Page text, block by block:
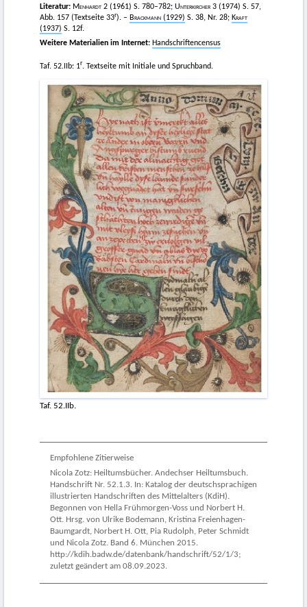
Literatur: Menhardt 2 (1961) S. 780–782; Unterkircher 3 (1974) S. 57,
Abb. 157 (Textseite 33r). – Brackmann (1929) S. 38, Nr. 28; Kraft
(1937) S. 12f.
Weitere Materialien im Internet: Handschriftencensus
Taf. 52.IIb: 1r. Textseite mit Initiale und Spruchband.
Taf. 52.IIb.
Empfohlene Zitierweise
Nicola Zotz: Heiltumsbücher. Andechser Heiltumsbuch.
Handschrift Nr. 52.1.3. In: Katalog der deutschsprachigen
illustrierten Handschriften des Mittelalters (KdiH).
Begonnen von Hella Frühmorgen-Voss und Norbert H.
Ott. Hrsg. von Ulrike Bodemann, Kristina Freienhagen-
Baumgardt, Norbert H. Ott, Pia Rudolph, Peter Schmidt
und Nicola Zotz. Band 6. München 2015.
http://kdih.badw.de/datenbank/handschrift/52/1/3;
zuletzt geändert am 08.09.2023.